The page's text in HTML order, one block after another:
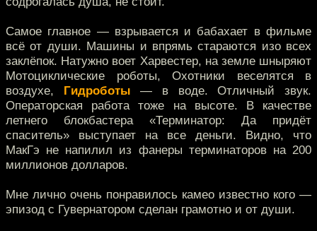
Самое главное — взрывается и бабахает в фильме
всё от души. Машины и впрямь стараются изо всех
заклёпок. Натужно воет Харвестер, на земле шныряют
Мотоциклические роботы, Охотники веселятся в
воздухе, Гидроботы — в воде. Отличный звук.
Операторская работа тоже на высоте. В качестве
летнего блокбастера «Терминатор: Да придёт
спаситель» выступает на все деньги. Видно, что
МакГэ не напилил из фанеры терминаторов на 200
миллионов долларов.
Мне лично очень понравилось камео известно кого —
эпизод с Гувернатором сделан грамотно и от души.